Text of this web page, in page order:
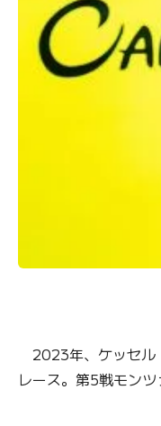
2023年、ケッセル
レース。第5戦モン